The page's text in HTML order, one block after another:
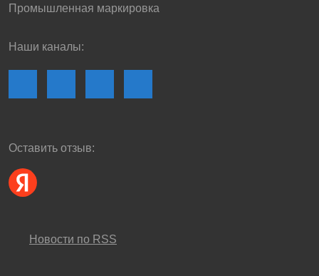
Промышленная маркировка
Наши каналы:
Оставить отзыв:
Новости по RSS